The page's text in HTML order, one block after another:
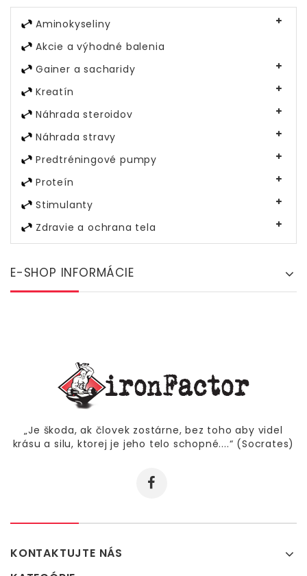
Aminokyseliny
Akcie a výhodné balenia
Gainer a sacharidy
Kreatín
Náhrada steroidov
Náhrada stravy
Predtréningové pumpy
Proteín
Stimulanty
Zdravie a ochrana tela
E-SHOP INFORMÁCIE
„Je škoda, ak človek zostárne, bez toho aby videl
krásu a silu, ktorej je jeho telo schopné....“ (Socrates)
KONTAKTUJTE NÁS